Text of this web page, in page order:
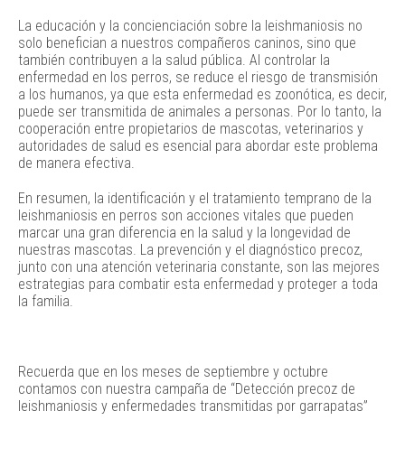
La educación y la concienciación sobre la leishmaniosis no
solo benefician a nuestros compañeros caninos, sino que
también contribuyen a la salud pública. Al controlar la
enfermedad en los perros, se reduce el riesgo de transmisión
a los humanos, ya que esta enfermedad es zoonótica, es decir,
puede ser transmitida de animales a personas. Por lo tanto, la
cooperación entre propietarios de mascotas, veterinarios y
autoridades de salud es esencial para abordar este problema
de manera efectiva.
En resumen, la identificación y el tratamiento temprano de la
leishmaniosis en perros son acciones vitales que pueden
marcar una gran diferencia en la salud y la longevidad de
nuestras mascotas. La prevención y el diagnóstico precoz,
junto con una atención veterinaria constante, son las mejores
estrategias para combatir esta enfermedad y proteger a toda
la familia.
Recuerda que en los meses de septiembre y octubre
contamos con nuestra campaña de “Detección precoz de
leishmaniosis y enfermedades transmitidas por garrapatas”